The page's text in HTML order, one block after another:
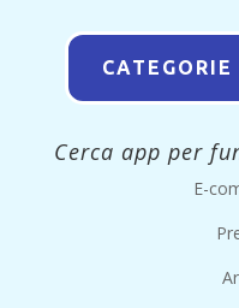
CATEGORIE
Cerca app per
E-